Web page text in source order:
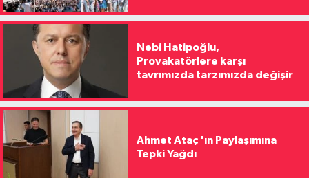
Nebi Hatipoğlu,
Provakatörlere karşı
tavrımızda tarzımızda değişir
Ahmet Ataç 'ın Paylaşımına
Tepki Yağdı